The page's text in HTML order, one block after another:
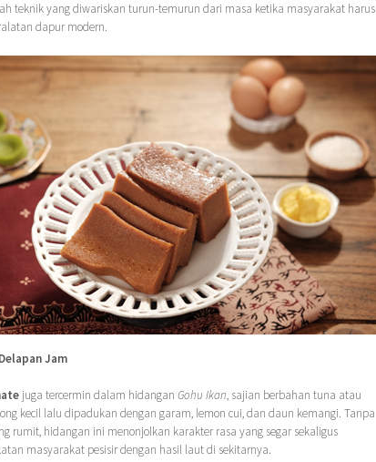
teknik yang diwariskan turun-temurun dari masa ketika masyarakat harus
dapur modern.
Jam
juga tercermin dalam hidangan Gohu Ikan, sajian berbahan tuna atau
kecil lalu dipadukan dengan garam, lemon cui, dan daun kemangi. Tanpa
rumit, hidangan ini menonjolkan karakter rasa yang segar sekaligus
masyarakat pesisir dengan hasil laut di sekitarnya.